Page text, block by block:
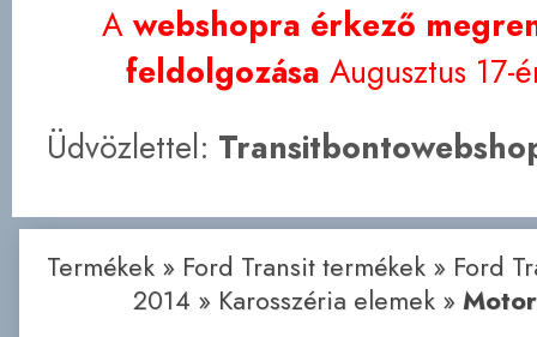
A webshopra érkező
feldolgozása Augusztus 17-
Üdvözlettel:
Termékek» Ford Transit termékek» Ford
2014» Karosszéria elemek»